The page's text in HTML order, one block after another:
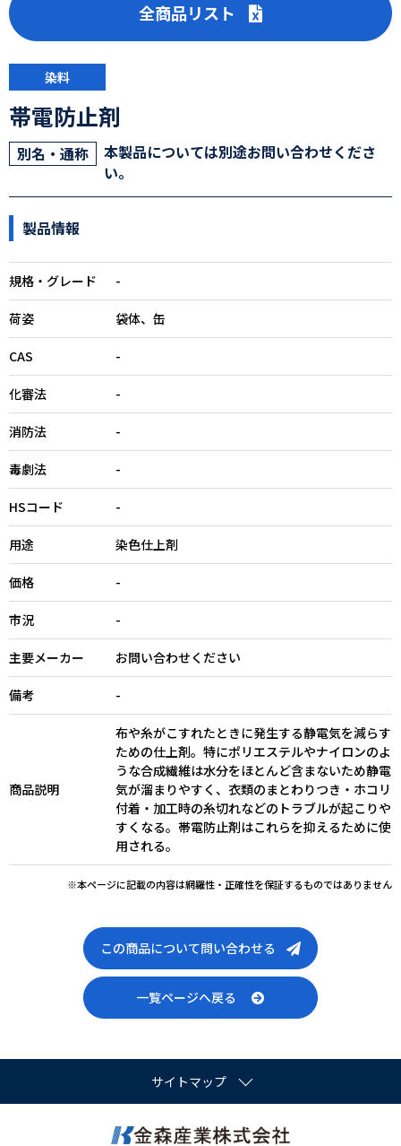
全商品リスト
染料
帯電防止剤
別名・通称
本製品については別途お問い合わせくださ
い。
製品情報
規格・グレード -
荷姿 袋体、缶
CAS -
化審法 -
消防法 -
毒劇法 -
HSコード -
用途 染色仕上剤
価格 -
市況 -
主要メーカー お問い合わせください
備考 -
商品説明
布や糸がこすれたときに発生する静電気を減らす
ための仕上剤。特にポリエステルやナイロンのよ
うな合成繊維は水分をほとんど含まないため静電
気が溜まりやすく、衣類のまとわりつき・ホコリ
付着・加工時の糸切れなどのトラブルが起こりや
すくなる。帯電防止剤はこれらを抑えるために使
用される。
※本ページに記載の内容は網羅性・正確性を保証するものではありません
この商品について問い合わせる
一覧ページへ戻る
サイトマップ